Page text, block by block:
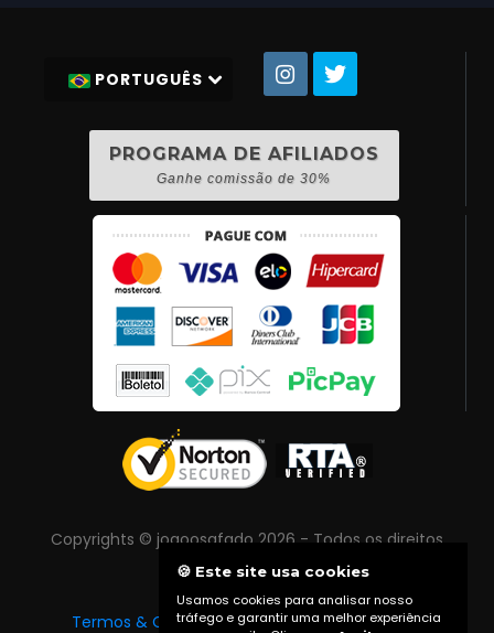
PORTUGUÊS
PROGRAMA DE AFILIADOS
Ganhe comissão de 30%
Copyrights © joaoosafado 2026 - Todos os direitos
reservados
Termos & Condições |Política de Privacidade
🍪 Este site usa cookies
Usamos cookies para analisar nosso
tráfego e garantir uma melhor experiência